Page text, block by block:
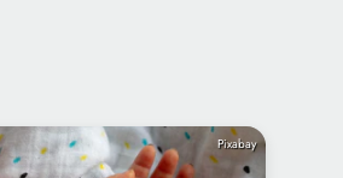
Pixabay